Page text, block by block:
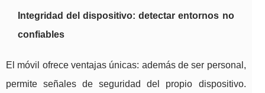
Integridad del dispositivo: detectar entornos no
confiables
El móvil ofrece ventajas únicas: además de ser personal,
permite señales de seguridad del propio dispositivo.